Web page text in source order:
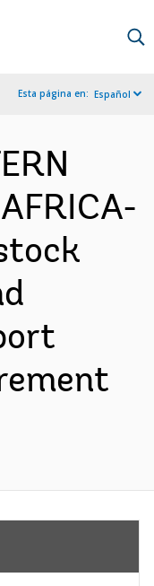
Esta página en: Español